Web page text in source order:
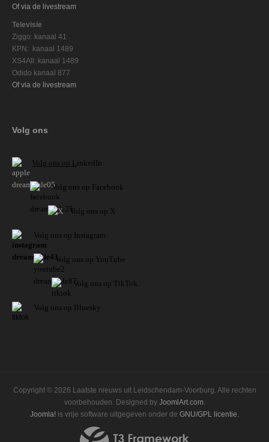
Of via de livestream
Televisie
Ziggo: kanaal 41
KPN: kanaal 1489
XS4All: kanaal 1489
Odido kanaal 877
Of via de livestream
Volg ons
Volg ons op L inkedIn
Volg ons op Facebook
Volg ons op X
Volg ons op Instagram
Volg ons op YouTube
Volg ons op TikTok
Volg ons op Bluesky
Copyright © 2026 Laatste nieuws uit Leidschendam-Voorburg. Alle rechten
voorbehouden. Designed by JoomlArt.com.
Joomla! is vrije software uitgegeven onder de GNU/GPL licentie.